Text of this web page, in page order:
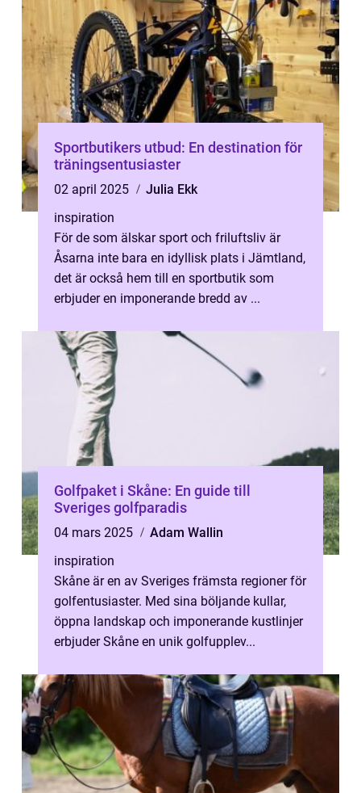
Sportbutikers utbud: En destination för
träningsentusiaster
02 april 2025
Julia Ekk
inspiration
För de som älskar sport och friluftsliv är
Åsarna inte bara en idyllisk plats i Jämtland,
det är också hem till en sportbutik som
erbjuder en imponerande bredd av ...
Golfpaket i Skåne: En guide till
Sveriges golfparadis
04 mars 2025
Adam Wallin
inspiration
Skåne är en av Sveriges främsta regioner för
golfentusiaster. Med sina böljande kullar,
öppna landskap och imponerande kustlinjer
erbjuder Skåne en unik golfupplev...